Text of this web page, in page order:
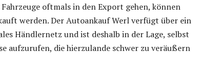
oftmals in den Export gehen, können
werden. Der Autoankauf Werl verfügt über ein
Händlernetz und ist deshalb in der Lage, selbst
aufzurufen, die hierzulande schwer zu veräußern